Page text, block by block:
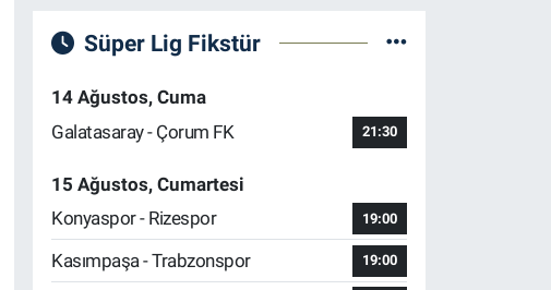
Süper Lig Fikstür
14 Ağustos, Cuma
Galatasaray - Çorum FK
21:30
15 Ağustos, Cumartesi
Konyaspor - Rizespor
19:00
Kasımpaşa - Trabzonspor 19:00